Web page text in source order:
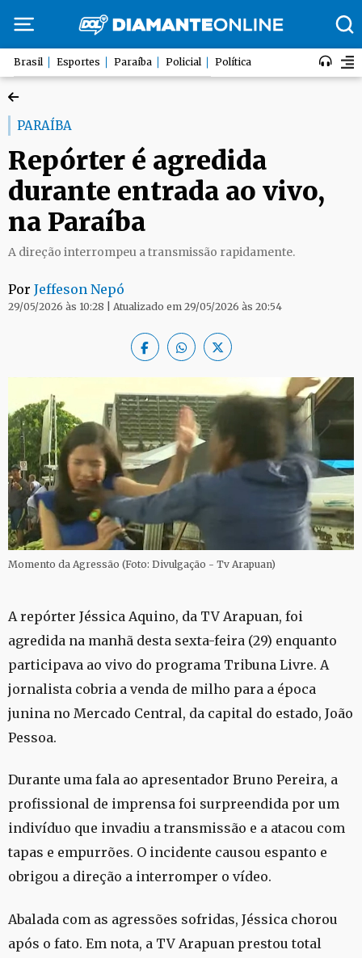
Brasil Esportes Paraíba Policial Política
PARAÍBA
Repórter é agredida
durante entrada ao vivo,
na Paraíba
A direção interrompeu a transmissão rapidamente.
Por Jeffeson Nepó
29/05/2026 às 10:28 | Atualizado em 29/05/2026 às 20:54
Momento da Agressão (Foto: Divulgação - Tv Arapuan)
A repórter Jéssica Aquino, da TV Arapuan, foi
agredida na manhã desta sexta-feira (29) enquanto
participava ao vivo do programa Tribuna Livre. A
jornalista cobria a venda de milho para a época
junina no Mercado Central, da capital do estado, João
Pessoa.
Durante uma fala ao apresentador Bruno Pereira, a
profissional de imprensa foi surpreendida por um
indivíduo que invadiu a transmissão e a atacou com
tapas e empurrões. O incidente causou espanto e
obrigou a direção a interromper o vídeo.
Abalada com as agressões sofridas, Jéssica chorou
após o fato. Em nota, a TV Arapuan prestou total